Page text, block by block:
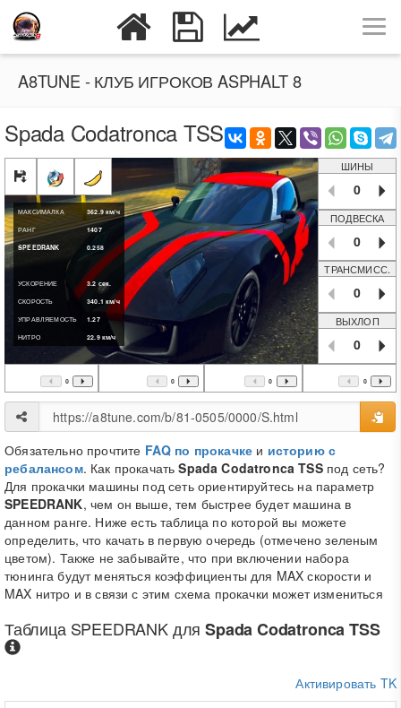
A8TUNE - КЛУБ ИГРОКОВ ASPHALT 8
Spada Codatronca TSS
МАКСИМАЛКА 362.9км/ч
РАНГ
1407
SPEEDRANK
0.258
УСКОРЕНИЕ 3.2 сек.
СКОРОСТЬ
340.1 км/ч
УПРАВЛЯЕМОСТЬ
1.27
НИТРО
22.9км/ч
ШИНЫ
0
ПОДВЕСКА
0
ТРАНСМИСС.
0
ВЫХЛОП
0
0 0 0 0
Обязательно прочтите FAQ по прокачке и историю с
ребалансом. Как прокачатьSpada Codatronca TSSпод сеть?
Для прокачки машины под сеть ориентируйтесь на параметр
SPEEDRANK, чем он выше, тем быстрее будет машина в
данном ранге. Ниже есть таблица по которой вы можете
определить, что качать в первую очередь (отмечено зеленым
цветом). Также не забывайте, что при включении набора
тюнинга будут меняться коэффициенты для MAX скорости и
MAX нитро и в связи с этим схема прокачки может измениться
Таблица SPEEDRANKдляSpada Codatronca TSS
Активировать TK